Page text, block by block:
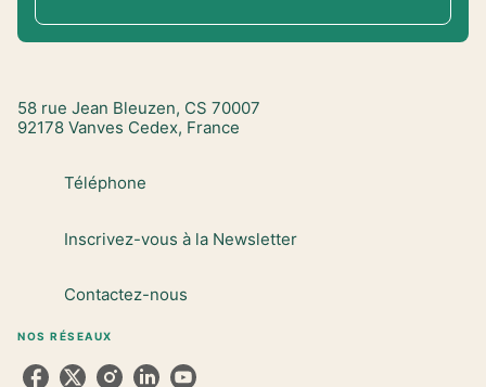
58 rue Jean Bleuzen, CS 70007
92178 Vanves Cedex, France
Téléphone
Inscrivez-vous à la Newsletter
Contactez-nous
NOS RÉSEAUX